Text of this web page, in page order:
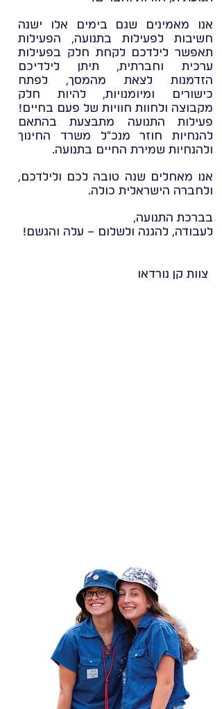
צוות קן נורדאו
אנו מאמינים שגם בימים אלו ישנה
חשיבות לפעילות בתנועה, הפעילות
תאפשר לילדכם לקחת חלק בפעילות
ערכית וחברתית, תיתן לילדיכם
הזדמנות לצאת מהמסך, לפתח
כישורים ומיומנויות, להיות חלק
מקבוצה ולחוות חוויות של פעם בחיים!
פעילות התנועה מתבצעת בהתאם
להנחיות חוזר מנכ"ל משרד החינוך
ולהנחיות שמירת החיים בתנועה.
אנו מאחלים שנה טובה לכם ולילדכם,
ולחברה הישראלית כולה.
בברכת התנועה,
לעבודה, להגנה ולשלום – עלה והגשם!